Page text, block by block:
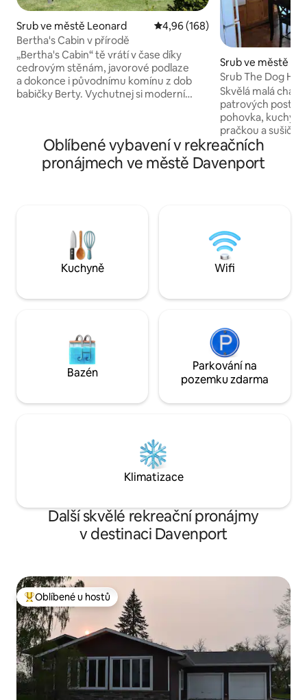
Srub ve městě Leonard Průměrné hodnocení 4,96 z 5,
4,96 (168)
Bertha's Cabin v přírodě
„Bertha's Cabin“ tě vrátí v čase díky
cedrovým stěnám, javorové podlaze
a dokonce i původnímu komínu z dob
babičky Berty. Vychutnej si moderní
a ručníky. Na vyžádání je k dispozici
upgrade. Vyjdi ven do nádherné přírody
na značené turistické stezky a na tisíce
Srub ve městě
Srub The Dog
Skvělá malá
patrových
pohovka, kuchyň
pračkou a sušičkou. Na 3
vyhřívaným
je můžete vzít dovnitř. Plně
sporák a lednice
USD za osobu a
nad dva. Poplatek
konci pobytu.
Oblíbené vybavení v rekreačních
pronájmech ve městě Davenport
Kuchyně Wifi
Bazén
Parkování na
pozemku zdarma
Klimatizace
Další skvělé rekreační pronájmy
v destinaci Davenport
Nejlepší v kategorii Oblíbené u hostů
Oblíbené u hostů